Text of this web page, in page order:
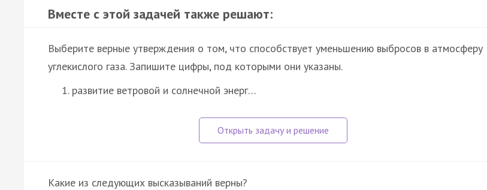
Вместе с этой задачей также решают:
Выберите верные утверждения о том, что способствует уменьшению выбросов в атмосферу
углекислого газа. Запишите цифры, под которыми они указаны.
развитие ветровой и солнечной энерг…
Какие из следующих высказываний верны?